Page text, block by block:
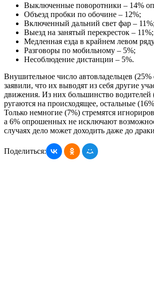
Выключенные поворотники – 14%
Объезд пробки по обочине – 12%;
Включенный дальний свет фар – 11%;
Выезд на занятый перекресток – 11%;
Медленная езда в крайнем левом
Разговоры по мобильному – 5%;
Несоблюдение дистанции – 5%.
Внушительное число автовладельцев
заявили, что их выводят из себя другие
движения. Из них большинство водителей
ругаются на происходящее, остальные
Только немногие (7%) стремятся
а 6% опрошенных не исключают
случаях дело может доходить даже до
Поделиться: